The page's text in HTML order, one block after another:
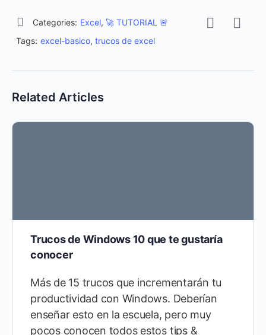
Categories: Excel, 🚀 TUTORIAL 🚨
Tags: excel-basico, trucos de excel
Related Articles
Trucos de Windows 10 que te gustaría
conocer
Más de 15 trucos que incrementarán tu
productividad con Windows. Deberían
enseñar esto en la escuela, pero muy
pocos conocen todos estos tips &